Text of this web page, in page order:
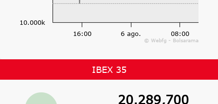
6 ago.
16:00 08:00
10.000k
© Webfg - Bolsarama
IBEX 35
20.289,700